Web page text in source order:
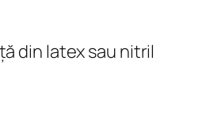
din latex sau nitril